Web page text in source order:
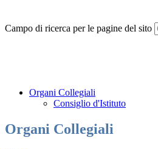
Campo di ricerca per le pagine del sito
Organi Collegiali
Consiglio d'Istituto
Organi Collegiali